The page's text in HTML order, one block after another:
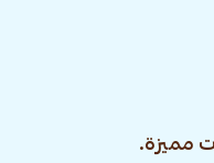
مميزة.